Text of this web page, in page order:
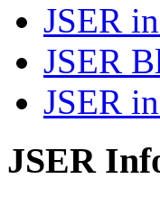
JSER
JSER
JSER
JSER